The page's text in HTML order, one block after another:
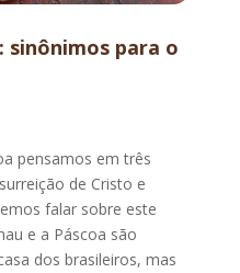
sinônimos para o
pensamos em três
de Cristo e
falar sobre este
e a Páscoa são
dos brasileiros, mas